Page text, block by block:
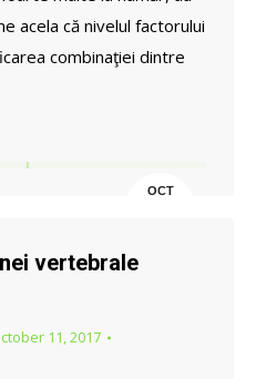
acela că nivelul factorului
combinaţiei dintre
OCT
vertebrale
11, 2017